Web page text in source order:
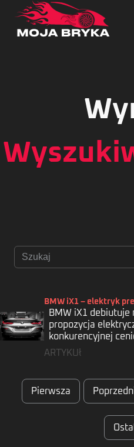
Dane
BMW iX1 – elektryk
BMW iX1 debiutuje
propozycja
konkurencyjnej
ARTYKUł
Pierwsza